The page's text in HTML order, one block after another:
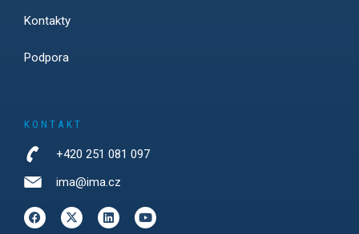
Kontakty
Podpora
KONTAKT
+420 251 081 097
ima@ima.cz